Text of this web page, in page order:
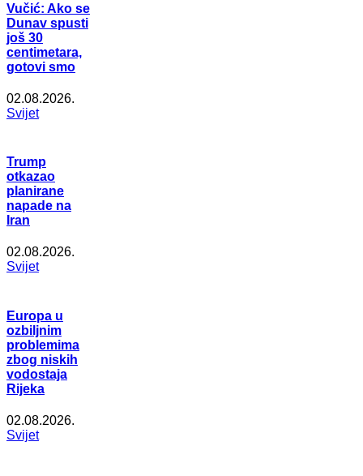
Vučić: Ako se
Dunav spusti
još 30
centimetara,
gotovi smo
02.08.2026.
Svijet
Trump
otkazao
planirane
napade na
Iran
02.08.2026.
Svijet
Europa u
ozbiljnim
problemima
zbog niskih
vodostaja
Rijeka
02.08.2026.
Svijet